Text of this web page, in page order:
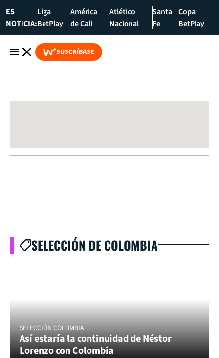
ES
NOTICIA:
Liga
BetPlay
América
de Cali
Atlético
Nacional
Santa
Fe
Copa
BetPlay
SUSCRÍBASE
SELECCIÓN DE COLOMBIA
SELECCIÓN COLOMBIA
Así estaría la continuidad de Néstor
Lorenzo con Colombia